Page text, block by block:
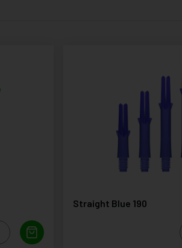
Straight Blue 190